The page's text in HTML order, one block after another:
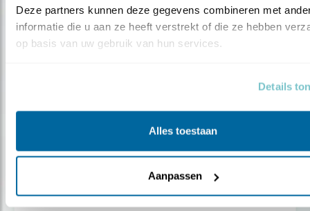
Deze partners kunnen deze gegevens combineren met
informatie die u aan ze heeft verstrekt of die ze hebben
op basis van uw gebruik van hun services.
Details
Alles toestaan
Aanpassen
Podcast
Van Gruwelmode tot Grutto (1)